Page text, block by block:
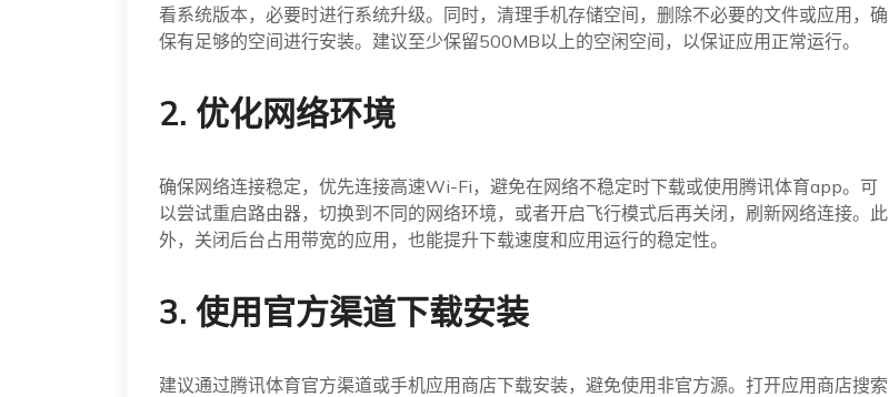
看系统版本，必要时进行系统升级。同时，清理手机存储空间，删除不必要的文件或应用，确
保有足够的空间进行安装。建议至少保留500MB以上的空闲空间，以保证应用正常运行。
2. 优化网络环境
确保网络连接稳定，优先连接高速Wi-Fi，避免在网络不稳定时下载或使用腾讯体育app。可
以尝试重启路由器，切换到不同的网络环境，或者开启飞行模式后再关闭，刷新网络连接。此
外，关闭后台占用带宽的应用，也能提升下载速度和应用运行的稳定性。
3. 使用官方渠道下载安装
建议通过腾讯体育官方渠道或手机应用商店下载安装，避免使用非官方源。打开应用商店搜索